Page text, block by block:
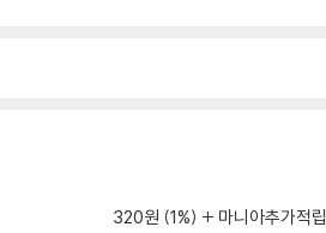
320원 (1%) 마니아추가적립